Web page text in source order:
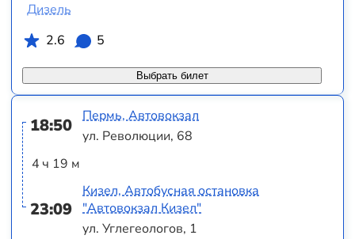
Выбрать билет
Дизель
2.6
5
18:50
4 ч 19 м
23:09
Пермь, Автовокзал
ул. Революции, 68
Кизел, Автобусная остановка
"Автовокзал Кизел"
ул. Углегеологов, 1